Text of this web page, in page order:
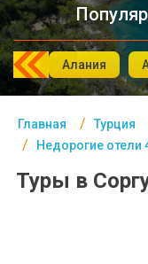
Алания
Главная Турция
Недорогие отели
Туры в
Турция
Таиланд
ОАЭ
Египет